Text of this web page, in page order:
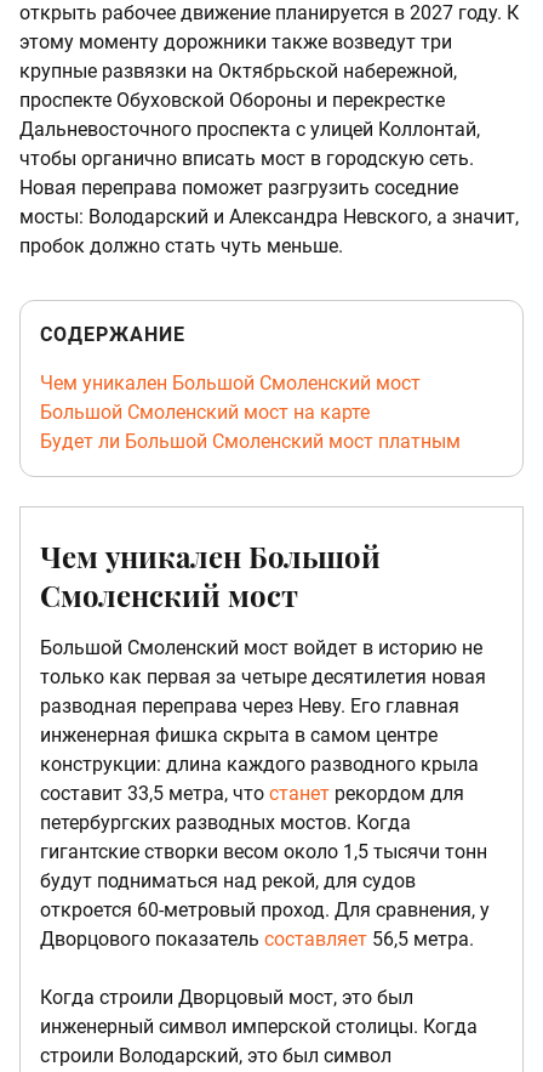
открыть рабочее движение планируется в 2027 году. К
этому моменту дорожники также возведут три
крупные развязки на Октябрьской набережной,
проспекте Обуховской Обороны и перекрестке
Дальневосточного проспекта с улицей Коллонтай,
чтобы органично вписать мост в городскую сеть.
Новая переправа поможет разгрузить соседние
мосты: Володарский и Александра Невского, а значит,
пробок должно стать чуть меньше.
СОДЕРЖАНИЕ
Чем уникален Большой Смоленский мост
Большой Смоленский мост на карте
Будет ли Большой Смоленский мост платным
Чем уникален Большой
Смоленский мост
Большой Смоленский мост войдет в историю не
только как первая за четыре десятилетия новая
разводная переправа через Неву. Его главная
инженерная фишка скрыта в самом центре
конструкции: длина каждого разводного крыла
составит 33,5 метра, что станет рекордом для
петербургских разводных мостов. Когда
гигантские створки весом около 1,5 тысячи тонн
будут подниматься над рекой, для судов
откроется 60-метровый проход. Для сравнения, у
Дворцового показатель составляет 56,5 метра.
Когда строили Дворцовый мост, это был
инженерный символ имперской столицы. Когда
строили Володарский, это был символ